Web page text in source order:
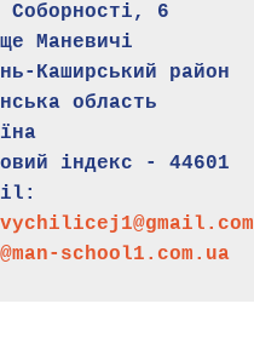
Соборності, 6
Маневичі
Каширський район
область
індекс - 44601
school1.com.ua